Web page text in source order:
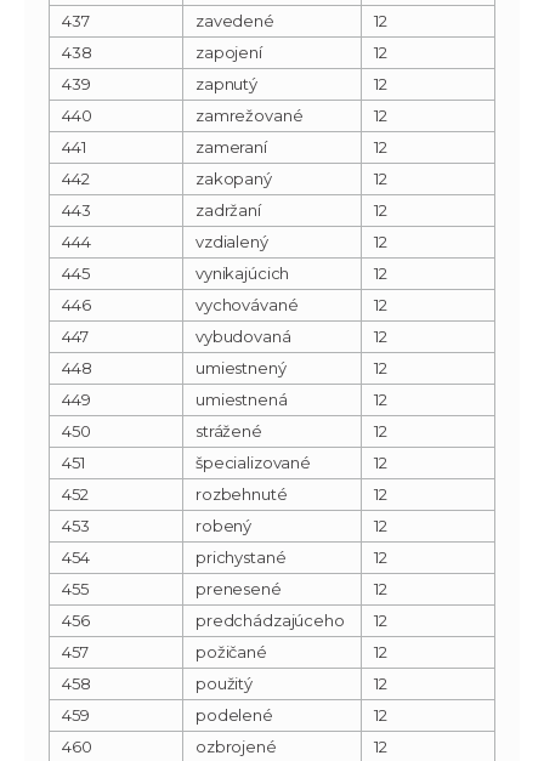
437 zavedené
12
438
zapojení
12
439
zapnutý
12
440
zamrežované
12
441
zameraní
12
442
zakopaný
12
443
zadržaní
12
444
vzdialený
12
445
vynikajúcich
12
446
vychovávané
12
447
vybudovaná
12
448
umiestnený
12
449
umiestnená
12
450
strážené
12
451
špecializované
12
452
rozbehnuté
12
453
robený
12
454
prichystané
12
455
prenesené
12
456
predchádzajúceho
12
457
požičané
12
458
použitý
12
459
podelené
12
460
ozbrojené
12